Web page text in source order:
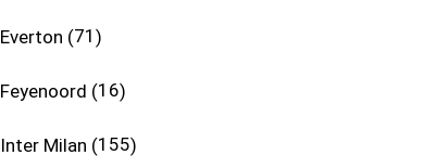
Everton 71
Feyenoord 16
Inter Milan 155